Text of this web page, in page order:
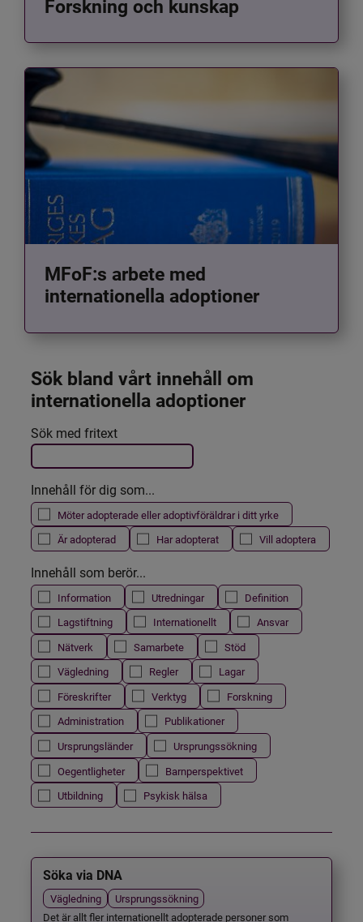
Forskning och kunskap
MFoF:s arbete med
internationella adoptioner
Sök bland vårt innehåll om
internationella adoptioner
Filtrera resultatet
Det här formuläret postas automatiskt
Sök med fritext
Innehåll för dig som...
Möter adopterade eller adoptivföräldrar i ditt yrke
Är adopterad
Har adopterat Vill adoptera
Innehåll som berör...
Information Utredningar
Definition
Lagstiftning
Internationellt
Ansvar
Nätverk
Samarbete
Stöd
Vägledning
Regler
Lagar
Föreskrifter
Verktyg
Forskning
Administration
Publikationer
Ursprungsländer
Ursprungssökning
Oegentligheter
Barnperspektivet
Utbildning
Psykisk hälsa
Söka via DNA
Vägledning
Ursprungssökning
Det är allt fler internationellt adopterade personer som